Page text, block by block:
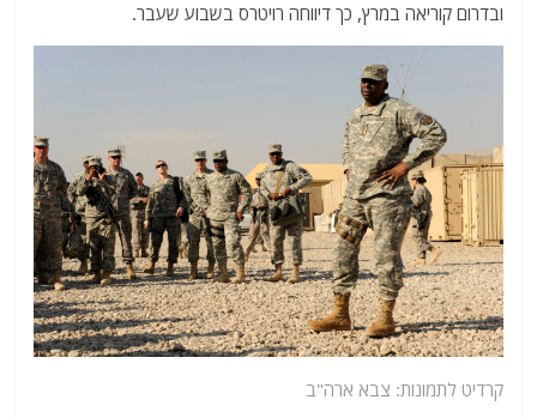
ובדרום קוריאה במרץ, כך דיווחה רויטרס בשבוע שעבר.
קרדיט לתמונות: צבא ארה"ב